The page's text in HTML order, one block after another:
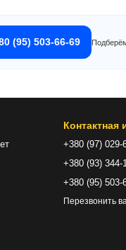
(95) 503-66-69
+380 (97) 029-
+380 (93) 344-
+380 (95) 503-
Перезвонить